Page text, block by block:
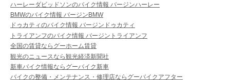
ハーレーダビッドソンのバイク情報 バージンハーレー
BMWのバイク情報 バージンBMW
ドゥカティのバイク情報 バージンドゥカティ
トライアンフのバイク情報 バージントライアンフ
全国の賃貸ならグーホーム賃貸
観光のニュースなら観光経済新聞社
新車バイク情報ならグーバイク新車
バイクの整備・メンテナンス・修理店ならグーバイクアフター